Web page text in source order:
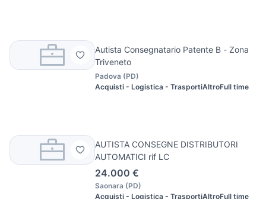
Autista Consegnatario Patente B - Zona
Triveneto
Padova (PD)
Acquisti - Logistica - TrasportiAltroFull time
AUTISTA CONSEGNE DISTRIBUTORI
AUTOMATICI rif LC
24.000 €
Saonara (PD)
Acquisti - Logistica - TrasportiAltroFull time